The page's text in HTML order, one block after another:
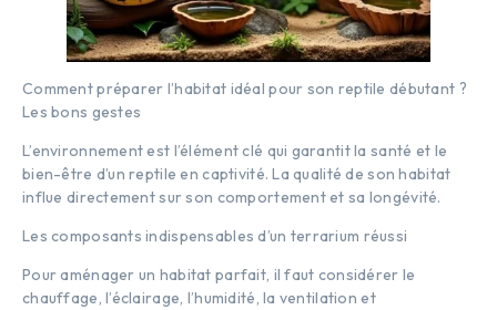
Comment préparer l’habitat idéal pour son reptile débutant ?
Les bons gestes
L’environnement est l’élément clé qui garantit la santé et le
bien-être d’un reptile en captivité. La qualité de son habitat
influe directement sur son comportement et sa longévité.
Les composants indispensables d’un terrarium réussi
Pour aménager un habitat parfait, il faut considérer le
chauffage, l’éclairage, l’humidité, la ventilation et